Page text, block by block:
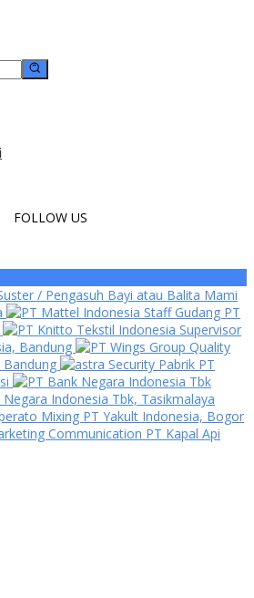
FOLLOW US
/ Pengasuh Bayi atau Balita Mami
Staff Gudang PT
Supervisor
Bandung
Quality
Security Pabrik PT
Indonesia Tbk, Tasikmalaya
Mixing PT Yakult Indonesia, Bogor
Communication PT Kapal Api